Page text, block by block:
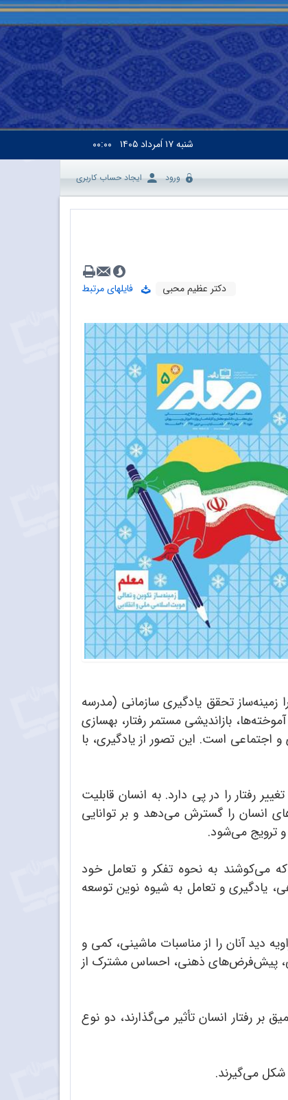
شنبه۱۷ اَمرداد ۱۴۰۵ ۰۰:۰۰
ورود ایجاد حساب کاربری
دکتر عظیم محبی
فایلهای مرتبط
را زمینه‌ساز تحقق یادگیری سازمانی (مدرسه
بازاندیشی مستمر رفتار، بهسازی
است. این تصور از یادگیری، با
رفتار را در پی دارد. به انسان قابلیت
انسان را گسترش می‌دهد و بر توانایی
و ترویج می‌شود.
که می‌کوشند به نحوه تفکر و تعامل خود
یادگیری و تعامل به شیوه نوین توسعه
دید آنان را از مناسبات ماشینی، کمی و
پیش‌فرض‌های ذهنی، احساس مشترک از
رفتار انسان تأثیر می‌گذارند، دو نوع
شکل می‌گیرند.